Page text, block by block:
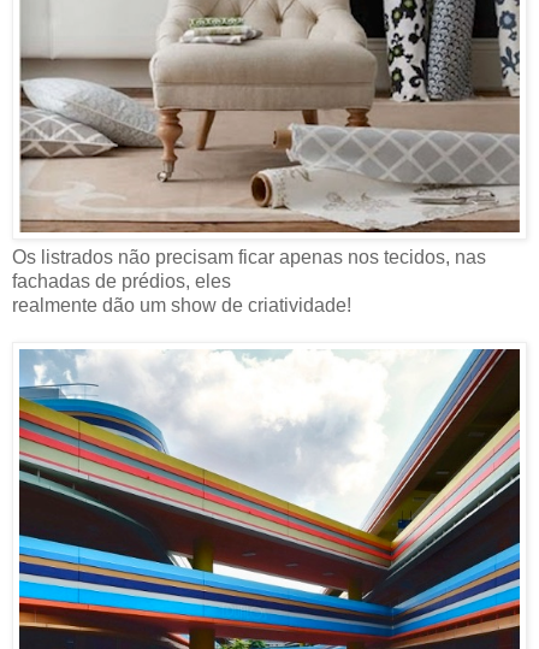
Os listrados não precisam ficar apenas nos tecidos, nas
fachadas de prédios, eles
realmente dão um show de criatividade!